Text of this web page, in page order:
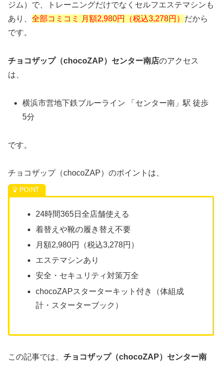
ジム）で、トレーニングだけでなくセルフエステマシンも
あり、 全部コミコミ 月額2,980円（税込3,278円） だから
です。
チョコザップ（chocoZAP）センター南店のアクセス
は、
横浜市営地下鉄ブルーライン 「センター南」駅 徒歩
5分
です。
チョコザップ（chocoZAP）のポイントは、
24時間365日全店舗使える
着替えや靴の履き替え不要
月額2,980円（税込3,278円）
エステマシンあり
安全・セキュリティ対策万全
chocoZAPスターターキット付き（体組成
計・スターターブック）
この記事では、 チョコザップ（chocoZAP）センター南